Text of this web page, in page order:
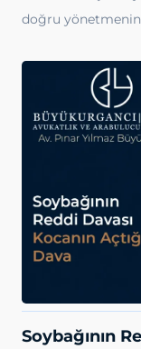
doğru
Soybağının